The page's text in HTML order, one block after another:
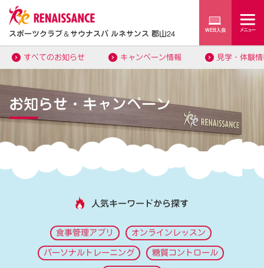
スポーツクラブ＆サウナスパ ルネサンス 郡山24
すべてのお知らせ キャンペーン情報 見学・体験
お知らせ・キャンペーン
人気キーワードから探す
食事管理アプリ オンラインレッスン
パーソナルトレーニング 糖質コントロール